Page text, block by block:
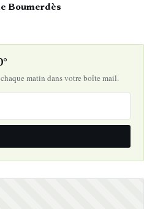
Boumerdès
matin dans votre boîte mail.